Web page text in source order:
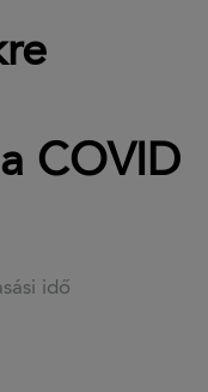
COVID
idő